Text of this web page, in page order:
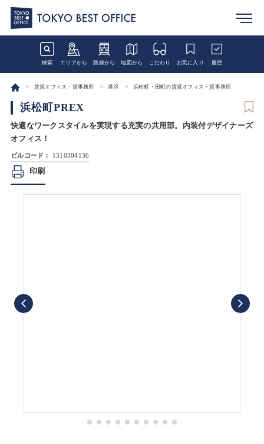
検索 エリアから 路線から 地図から こだわり お気に入り 履歴
賃貸オフィス・貸事務所 港区 浜松町・田町の賃貸オフィス・貸事務所
浜松町PREX
快適なワークスタイルを実現する充実の共用部。内装付デザイナーズ
オフィス！
ビルコード： 1310304136
印刷